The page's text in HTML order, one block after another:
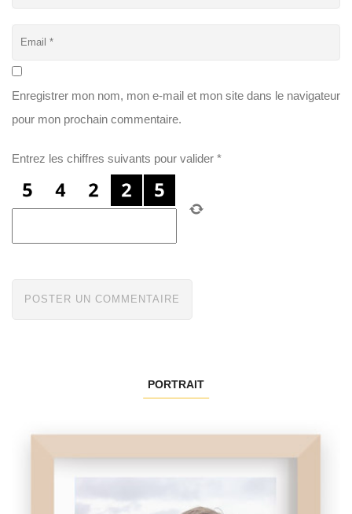
Enregistrer mon nom, mon e-mail et mon site dans le navigateur
pour mon prochain commentaire.
Entrez les chiffres suivants pour valider *
PORTRAIT